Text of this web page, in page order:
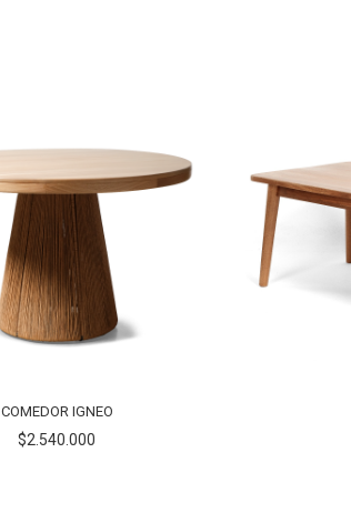
COMEDOR IGNEO
$2.540.000